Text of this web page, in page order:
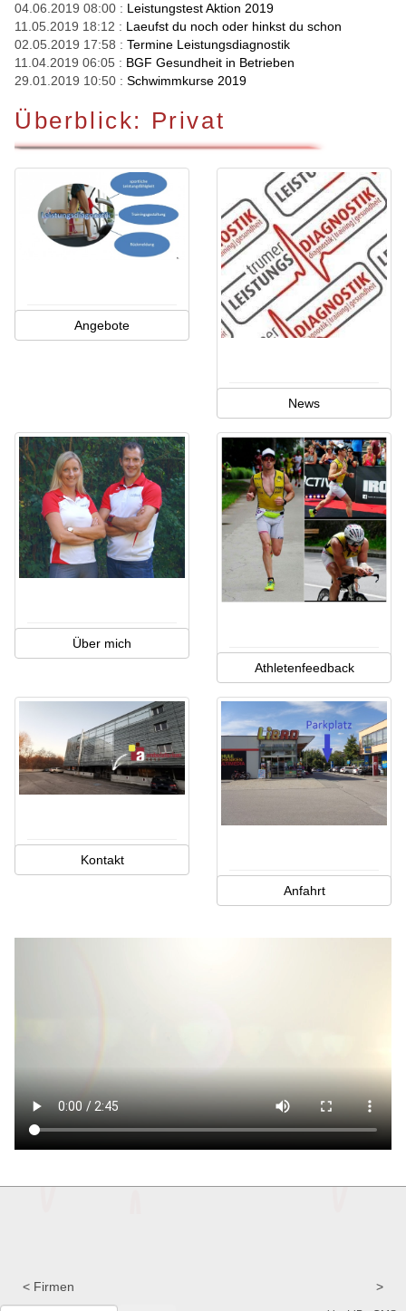
04.06.2019 08:00 : Leistungstest Aktion 2019
11.05.2019 18:12 : Laeufst du noch oder hinkst du schon
02.05.2019 17:58 : Termine Leistungsdiagnostik
11.04.2019 06:05 : BGF Gesundheit in Betrieben
29.01.2019 10:50 : Schwimmkurse 2019
Überblick: Privat
Angebote
News
Über mich
Athletenfeedback
Kontakt
Anfahrt
Firmen